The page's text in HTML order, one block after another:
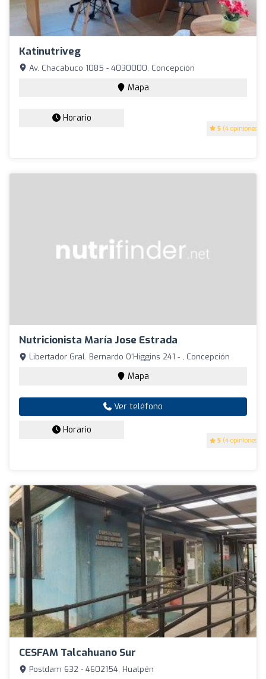
Katinutriveg
5 (4 opiniones)
Av. Chacabuco 1085 - 4030000, Concepción
Mapa
Horario
Nutricionista María Jose Estrada
5 (4 opiniones)
Libertador Gral. Bernardo O'Higgins 241 - , Concepción
Mapa
Ver teléfono
Horario
CESFAM Talcahuano Sur
Postdam 632 - 4602154, Hualpén